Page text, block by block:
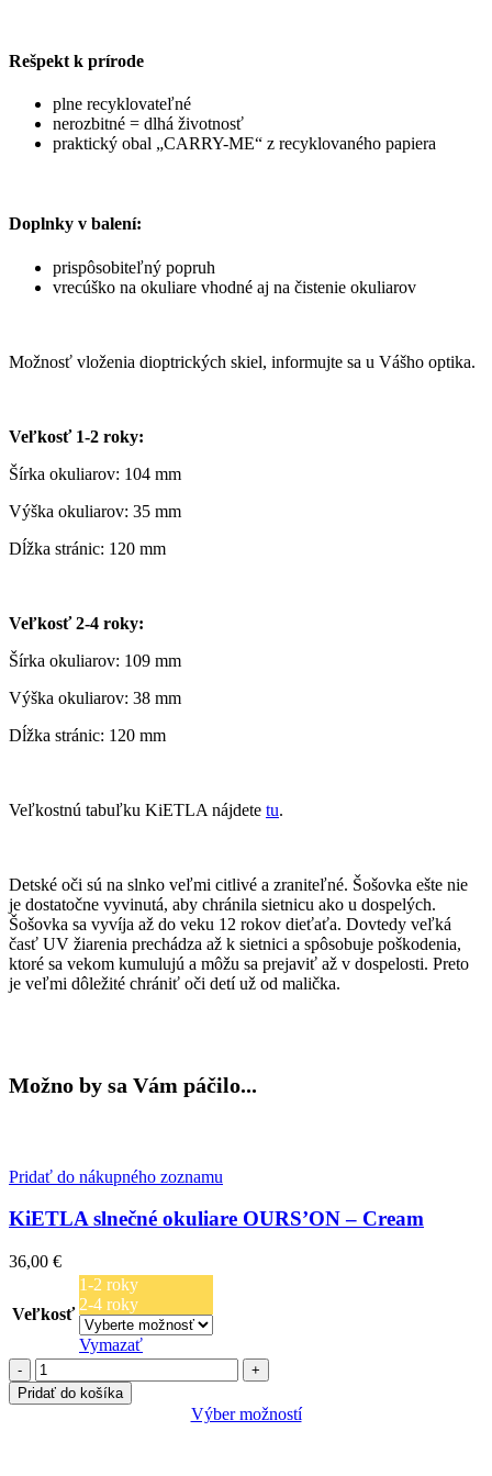
Rešpekt k prírode
plne recyklovateľné
nerozbitné = dlhá životnosť
praktický obal „CARRY-ME“ z recyklovaného papiera
Doplnky v balení:
prispôsobiteľný popruh
vrecúško na okuliare vhodné aj na čistenie okuliarov
Možnosť vloženia dioptrických skiel, informujte sa u Vášho optika.
Veľkosť 1-2 roky:
Šírka okuliarov: 104 mm
Výška okuliarov: 35 mm
Dĺžka stránic: 120 mm
Veľkosť 2-4 roky:
Šírka okuliarov: 109 mm
Výška okuliarov: 38 mm
Dĺžka stránic: 120 mm
Veľkostnú tabuľku KiETLA nájdete tu.
Detské oči sú na slnko veľmi citlivé a zraniteľné. Šošovka ešte nie
je dostatočne vyvinutá, aby chránila sietnicu ako u dospelých.
Šošovka sa vyvíja až do veku 12 rokov dieťaťa. Dovtedy veľká
časť UV žiarenia prechádza až k sietnici a spôsobuje poškodenia,
ktoré sa vekom kumulujú a môžu sa prejaviť až v dospelosti. Preto
je veľmi dôležité chrániť oči detí už od malička.
Možno by sa Vám páčilo...
Pridať do nákupného zoznamu
KiETLA slnečné okuliare OURS’ON – Cream
36,00 €
Veľkosť
1-2 roky
2-4 roky
Vymazať
množstvo
KiETLA
slnečné
Pridať do košíka
Výber možností